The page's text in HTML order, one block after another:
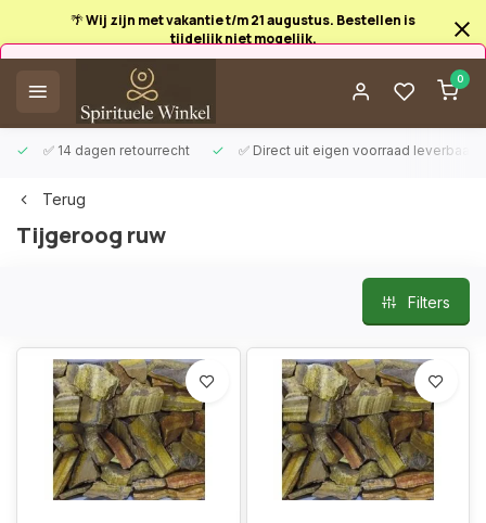
🌴 Wij zijn met vakantie t/m 21 augustus. Bestellen is
tijdelijk niet mogelijk.
0
✅ 14 dagen retourrecht ✅ Direct uit eigen voorraad leverbaar
Afrekenen is uitgeschakeld.
Terug
Tijgeroog ruw
Filters